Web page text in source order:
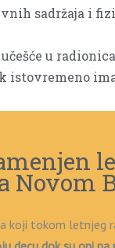
sadržaja i
u
istovremeno
Novom
koji tokom letnjeg